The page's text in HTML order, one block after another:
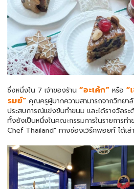
ซึ่งหนึ่งใน 7 เจ้าของร้าน “อะเค้ก” หรือ “
รมย์” คุณครูผู้มากความสามารถจากวิทยา
ประสบการณ์แข่งขันทำขนม และได้รางวัลร
ทั้งยังเป็นหนึ่งในคณะกรรมการในรายการ
Chef Thailand" ทางช่องเวิร์คพอยท์ ได้เล่